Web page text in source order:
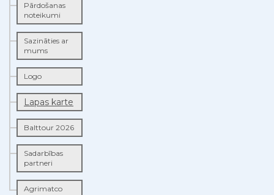
Pārdošanas
noteikumi
Sazināties ar
mums
Logo
Lapas karte
Balttour 2026
Sadarbības
partneri
Agrimatco